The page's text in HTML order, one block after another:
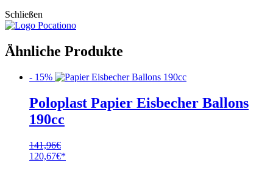
Schließen
Ähnliche Produkte
- 15%
Poloplast Papier Eisbecher Ballons
190cc
141,96€
Ursprünglicher
120,67€